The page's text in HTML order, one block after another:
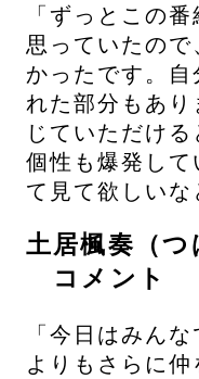
「ずっとこの
思っていたので
かったです。自
れた部分もあり
じていただけ
個性も爆発して
て見て欲しいな
土居楓奏（つ
コメント
「今日はみん
よりもさらに仲